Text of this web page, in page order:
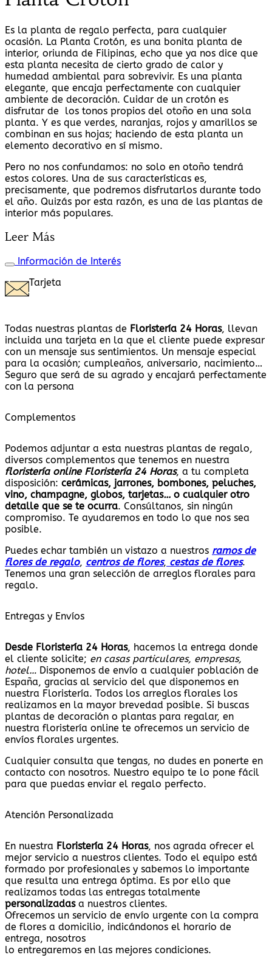
Es la planta de regalo perfecta, para cualquier
ocasión. La Planta Crotón, es una bonita planta de
interior, oriunda de Filipinas, echo que ya nos dice que
esta planta necesita de cierto grado de calor y
humedad ambiental para sobrevivir. Es una planta
elegante, que encaja perfectamente con cualquier
ambiente de decoración. Cuidar de un crotón es
disfrutar de los tonos propios del otoño en una sola
planta. Y es que verdes, naranjas, rojos y amarillos se
combinan en sus hojas; haciendo de esta planta un
elemento decorativo en sí mismo.
Pero no nos confundamos: no solo en otoño tendrá
estos colores. Una de sus características es,
precisamente, que podremos disfrutarlos durante todo
el año. Quizás por esta razón, es una de las plantas de
interior más populares.
Leer Más
Información de Interés
Tarjeta
Todas nuestras plantas de Floristería 24 Horas, llevan
incluida una tarjeta en la que el cliente puede expresar
con un mensaje sus sentimientos. Un mensaje especial
para la ocasión; cumpleaños, aniversario, nacimiento…
Seguro que será de su agrado y encajará perfectamente
con la persona
Complementos
Podemos adjuntar a esta nuestras plantas de regalo,
diversos complementos que tenemos en nuestra
floristería online Floristería 24 Horas, a tu completa
disposición: cerámicas, jarrones, bombones, peluches,
vino, champagne, globos, tarjetas… o cualquier otro
detalle que se te ocurra. Consúltanos, sin ningún
compromiso. Te ayudaremos en todo lo que nos sea
posible.
Puedes echar también un vistazo a nuestros ramos de
flores de regalo, centros de flores, cestas de flores.
Tenemos una gran selección de arreglos florales para
regalo.
Entregas y Envíos
Desde Floristería 24 Horas, hacemos la entrega donde
el cliente solicite; en casas particulares, empresas,
hotel… Disponemos de envío a cualquier población de
España, gracias al servicio del que disponemos en
nuestra Floristería. Todos los arreglos florales los
realizamos en la mayor brevedad posible. Si buscas
plantas de decoración o plantas para regalar, en
nuestra floristería online te ofrecemos un servicio de
envíos florales urgentes.
Cualquier consulta que tengas, no dudes en ponerte en
contacto con nosotros. Nuestro equipo te lo pone fácil
para que puedas enviar el regalo perfecto.
Atención Personalizada
En nuestra Floristería 24 Horas, nos agrada ofrecer el
mejor servicio a nuestros clientes. Todo el equipo está
formado por profesionales y sabemos lo importante
que resulta una entrega óptima. Es por ello que
realizamos todas las entregas totalmente
personalizadasa nuestros clientes.
Ofrecemos un servicio de envío urgente con la compra
de flores a domicilio, indicándonos el horario de
entrega, nosotros
lo entregaremos en las mejores condiciones.